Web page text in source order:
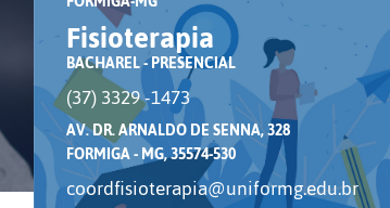
Fisioterapia
BACHAREL - PRESENCIAL
(37) 3329 -1473
AV. DR. ARNALDO DE SENNA, 328
FORMIGA - MG, 35574-530
coordfisioterapia@uniformg.edu.br